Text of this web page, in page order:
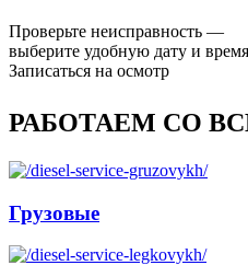
Проверьте неисправность —
выберите удобную дату и время
Записаться на осмотр
РАБОТАЕМ СО
Грузовые